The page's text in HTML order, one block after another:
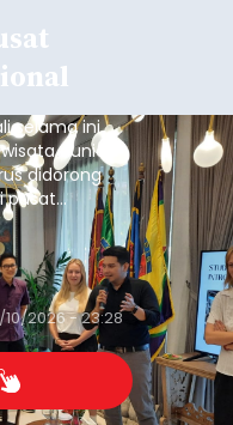
selama ini
dunia.
didorong
pusat
hub".
2026 - 23:28